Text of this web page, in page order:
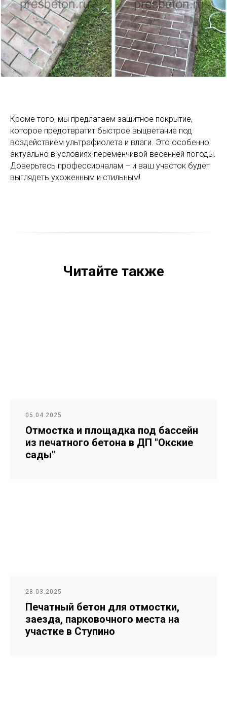
Кроме того, мы предлагаем защитное покрытие,
которое предотвратит быстрое выцветание под
воздействием ультрафиолета и влаги. Это особенно
актуально в условиях переменчивой весенней погоды.
Доверьтесь профессионалам – и ваш участок будет
выглядеть ухоженным и стильным!
Читайте также
05.04.2025
Отмостка и площадка под бассейн
из печатного бетона в ДП "Окские
сады"
28.03.2025
Печатный бетон для отмостки,
заезда, парковочного места на
участке в Ступино